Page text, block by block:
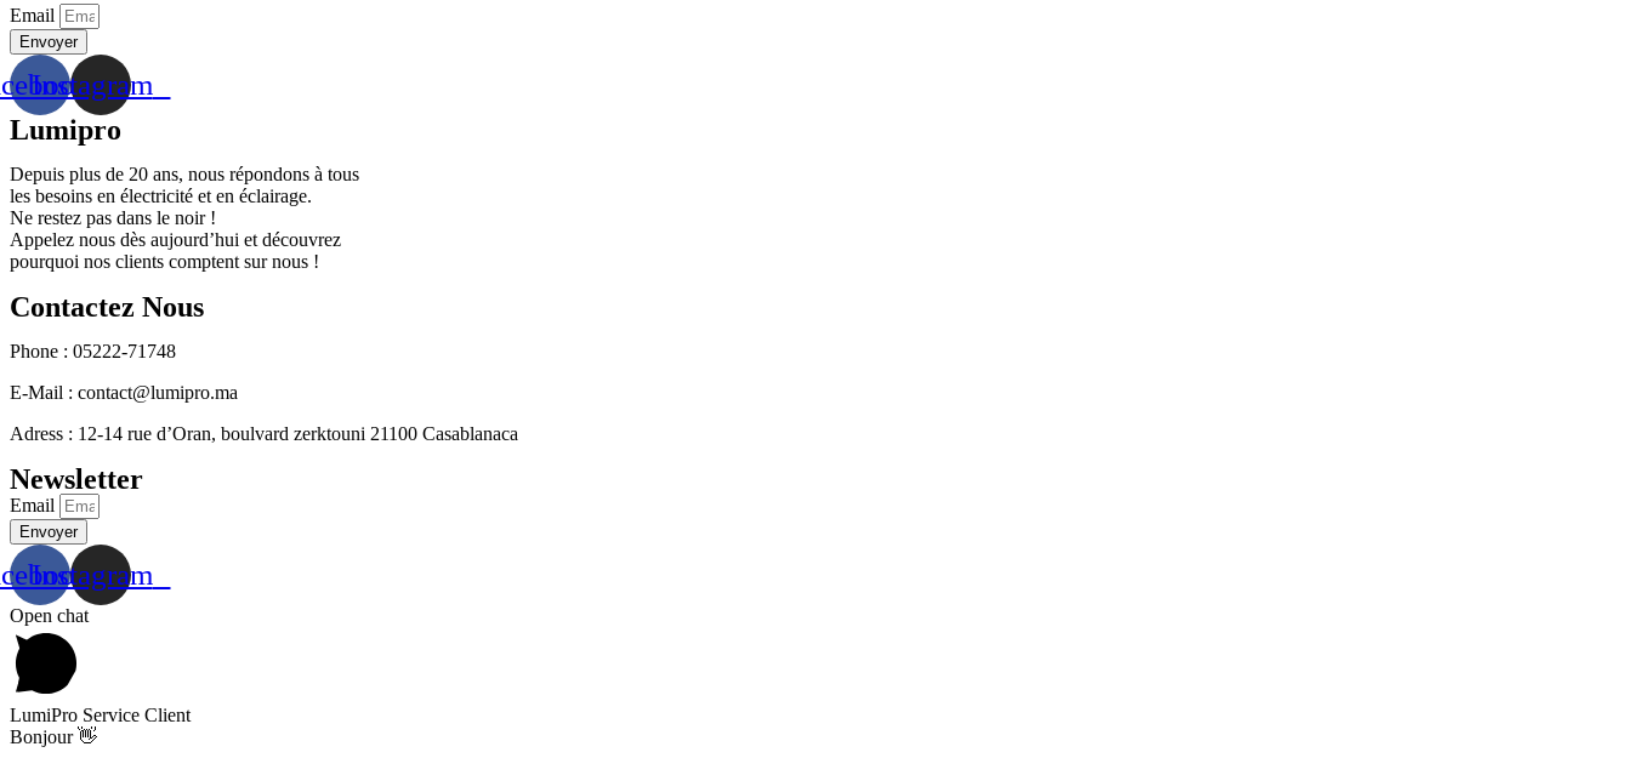
Email
Envoyer
Instagram
Lumipro
Depuis plus de 20 ans, nous répondons à tous
les besoins en électricité et en éclairage.
Ne restez pas dans le noir !
Appelez nous dès aujourd’hui et découvrez
pourquoi nos clients comptent sur nous !
Contactez Nous
Phone : 05222-71748
E-Mail : contact@lumipro.ma
Adress : 12-14 rue d’Oran, boulvard zerktouni 21100 Casablanaca
Newsletter
Email
Envoyer
Instagram
Open chat
LumiPro Service Client
Bonjour 👋